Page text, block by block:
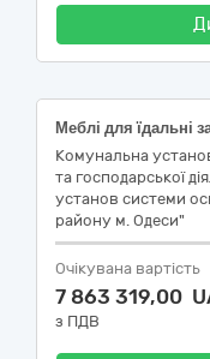
Комунальна
та господарської
установ системи
району м. Одеси"
Очікувана вартість
7 863 319,00
з ПДВ